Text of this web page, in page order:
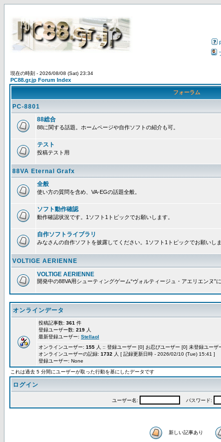
現在の時刻 - 2026/08/08 (Sat) 23:34
PC88.gr.jp Forum Index
フォーラム
PC-8801
88総合
88に関する話題。ホームページや自作ソフトの紹介も可。
テスト
投稿テスト用
88VA Eternal Grafx
全般
使い方の質問を含め、VA-EGの話題全般。
ソフト動作確認
動作確認状況です。1ソフト1トピックでお願いします。
自作ソフトライブラリ
みなさんの自作ソフトを披露してください。1ソフト1トピックでお願いし
VOLTIGE AERIENNE
VOLTIGE AERIENNE
開発中の88VA用シューティングゲーム“ヴォルティージュ・アエリエンヌ”
オンラインデータ
投稿記事数: 361 件
登録ユーザー数: 219 人
最新登録ユーザー: Stellaol
オンラインユーザー: 155 人 :: 登録ユーザー [0] お忍びユーザー [0] 未登録ユー
オンラインユーザーの記録: 1732 人 [ 記録更新日時 - 2026/02/10 (Tue) 15:41 ]
登録ユーザー: None
これは過去 5 分間にユーザーが取った行動を基にしたデータです
ログイン
ユーザー名: パスワード:
新しい記事あり